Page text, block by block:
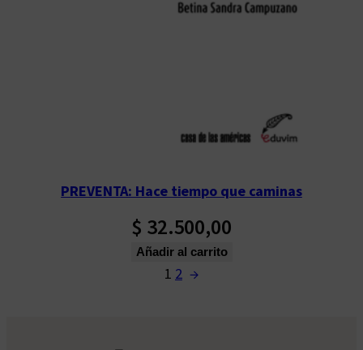
PREVENTA: Hace tiempo que caminas
$ 32.500,00
Añadir al carrito
1 2 →